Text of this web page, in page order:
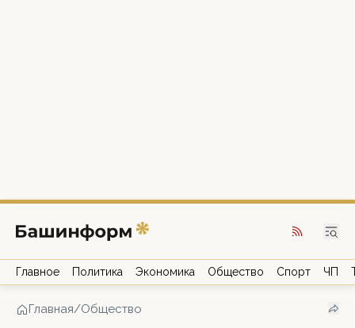
Главное Политика Экономика Общество Спорт ЧП
Главная/Общество